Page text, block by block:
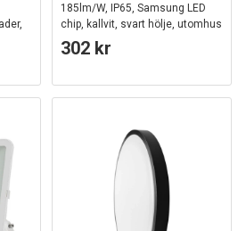
185lm/W, IP65, Samsung LED
chip, kallvit, svart hölje, utomhus
302 kr